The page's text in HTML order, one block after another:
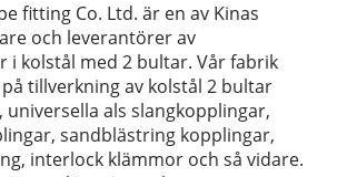
fitting Co. Ltd. är en av Kinas
och leverantörer av
i kolstål med 2 bultar. Vår fabrik
tillverkning av kolstål 2 bultar
universella als slangkopplingar,
sandblästring kopplingar,
interlock klämmor och så vidare.